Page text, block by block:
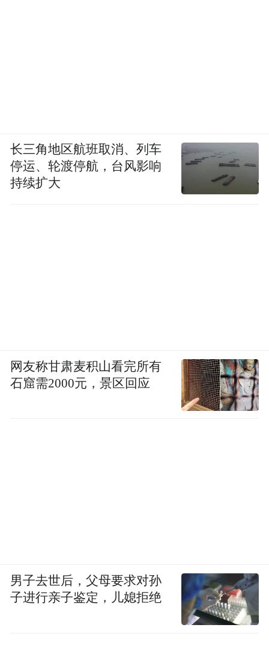
长三角地区航班取消、列车
停运、轮渡停航，台风影响
持续扩大
网友称甘肃麦积山看完所有
石窟需2000元，景区回应
男子去世后，父母要求对孙
子进行亲子鉴定，儿媳拒绝